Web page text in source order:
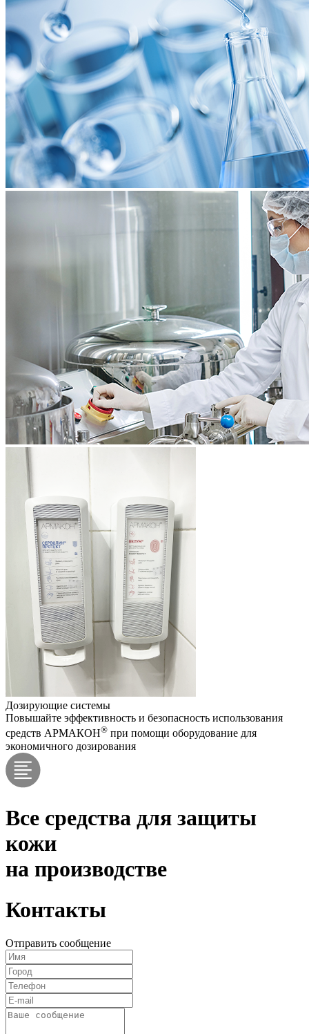
Дозирующие системы
Повышайте эффективность и безопасность использования
средств АРМАКОН® при помощи оборудование для
экономичного дозирования
Все средства для защиты
кожи
на производстве
Контакты
Отправить сообщение